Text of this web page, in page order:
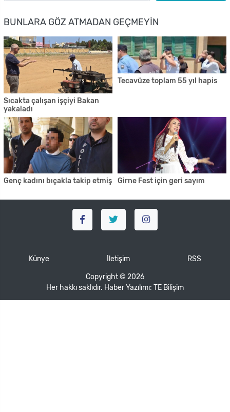
BUNLARA GÖZ ATMADAN GEÇMEYIN
Sıcakta çalışan işçiyi Bakan
yakaladı
Tecavüze toplam 55 yıl hapis
Genç kadını bıçakla takip etmiş Girne Fest için geri sayım
Künye İletişim RSS
Copyright © 2026
Her hakkı saklıdır. Haber Yazılımı: TE Bilişim